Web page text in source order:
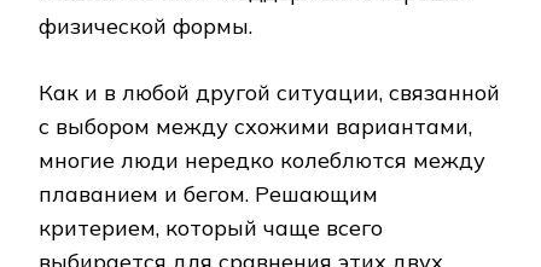
физической формы.
Как и в любой другой ситуации, связанной
с выбором между схожими вариантами,
многие люди нередко колеблются между
плаванием и бегом. Решающим
критерием, который чаще всего
выбирается для сравнения этих двух